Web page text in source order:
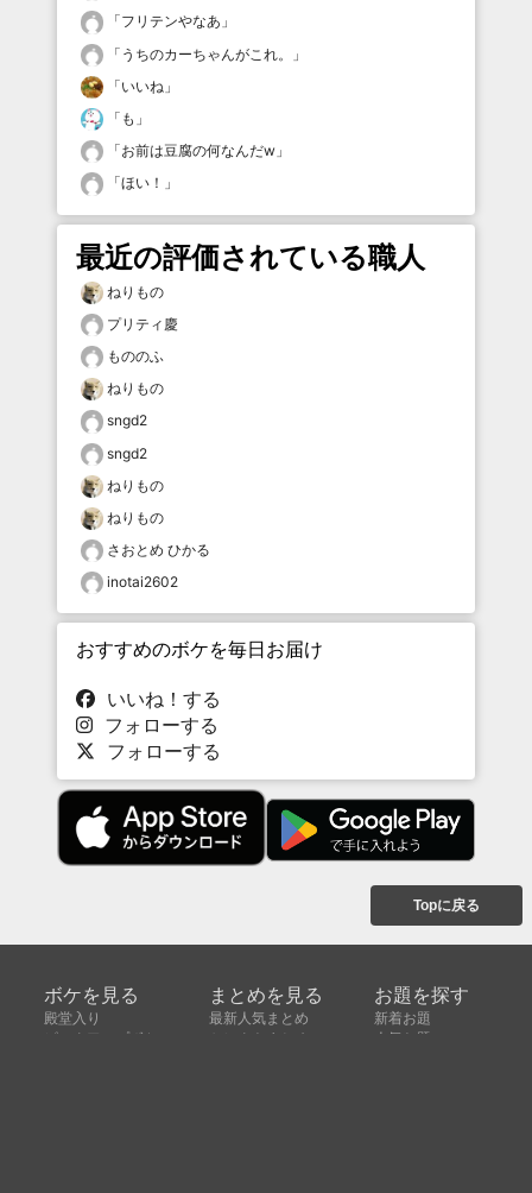
「フリテンやなあ 」
「 うちのカーちゃんがこれ。
」
「いいね 」
「 も 」
「お前は豆腐の何なんだw 」
「ほい！ 」
最近の評価されている職人
ねりもの
プリティ慶
もののふ
ねりもの
sngd2
sngd2
ねりもの
ねりもの
さおとめ ひかる
inotai2602
おすすめのボケを毎日お届け
いいね！する
フォローする
フォローする
Topに戻る
ボケを見る
殿堂入り
ピックアップボケ
まとめを見る
最新人気まとめ
セレクトまとめ
お題を探す
新着お題
人気お題